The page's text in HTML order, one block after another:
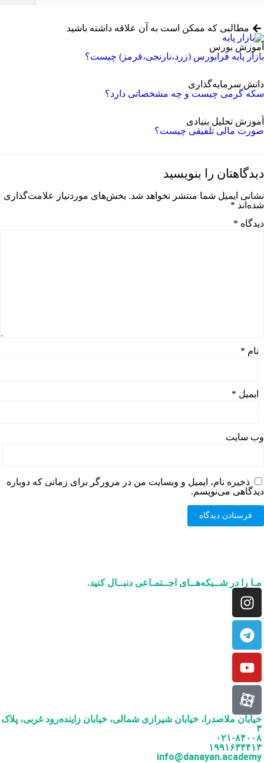
مطالبی که ممکن است به آن علاقه داشته باشید
آموزش بورس
بازار پایه فرابورس (زرد،نارنجی،قرمز) چیست؟
دانش سرمایه‌گذاری
سکه گرمی چیست و چه مشخصاتی دارد؟
آموزش تحلیل بنیادی
صورت‌ مالی تلفیقی چیست؟
دیدگاهتان را بنویسید
نشانی ایمیل شما منتشر نخواهد شد. بخش‌های موردنیاز علامت‌گذاری
شده‌اند *
دیدگاه *
نام *
ایمیل *
وب‌ سایت
ذخیره نام، ایمیل و وبسایت من در مرورگر برای زمانی که دوباره
دیدگاهی می‌نویسم.
مـا را در شــبکه‌هــای اجــتمـاعی دنبــال کنید.
خیابان ملاصدرا، خیابان شیرازی شمالی، خیابان زاینده‌رود غربی، پلاک
۳
۰۲۱-۸۴۰۰۸
۱۹۹۱۶۳۴۴۱۳
info@danayan.academy